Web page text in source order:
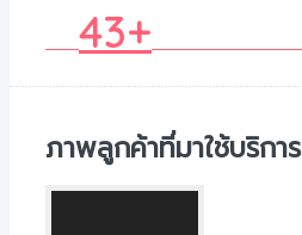
43+
ภาพลูกค้าที่มาใช้บริการ